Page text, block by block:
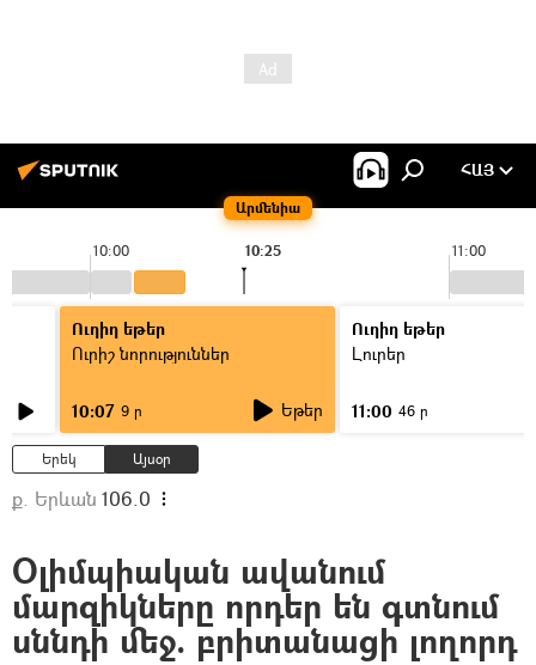
Արմենիա
ՀԱՅ
10:00 11:00
10:25
Ուղիղ եթեր
Ուրիշ նորություններ
10:07 9 ր Եթեր
Ուղիղ եթեր
Լուրեր
11:00 46 ր
Երեկ Այսօր
ք. Երևան 106.0
Օլիմպիական ավանում
մարզիկները որդեր են գտնում
սննդի մեջ. բրիտանացի լողորդ